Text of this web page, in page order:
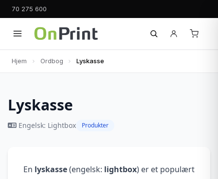
70 275 600
Hjem Ordbog Lyskasse
Lyskasse
Engelsk: Lightbox Produkter
En lyskasse(engelsk: lightbox) er et populært